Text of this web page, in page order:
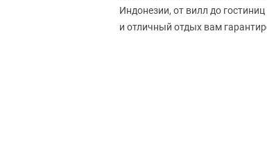
Индонезии, от вилл до
и отличный отдых вам